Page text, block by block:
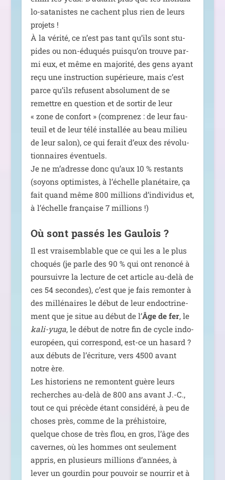
lo-sata­nistes ne cachent plus rien de leurs
pro­jets !
À la véri­té, ce n’est pas tant qu’ils sont stu­
pides ou non-édu­qués puisqu’on trouve par­
mi eux, et même en majo­ri­té, des gens ayant
reçu une ins­truc­tion supé­rieure, mais c’est
parce qu’ils refusent abso­lu­ment de se
remettre en ques­tion et de sor­tir de leur
« zone de confort » (com­pre­nez : de leur fau­
teuil et de leur télé ins­tal­lée au beau milieu
de leur salon), ce qui ferait d’eux des révo­lu­
tion­naires éven­tuels.
Je ne m’adresse donc qu’aux 10 % res­tants
(soyons opti­mistes, à l’échelle pla­né­taire, ça
fait quand même 800 mil­lions d’individus et,
à l’échelle fran­çaise 7 millions !)
Où sont passés les Gaulois ?
Il est vrai­sem­blable que ce qui les a le plus
cho­qués (je parle des 90 % qui ont renon­cé à
pour­suivre la lec­ture de cet article au-delà de
ces 54 secondes), c’est que je fais remon­ter à
des mil­lé­naires le début de leur endoc­tri­ne­
ment que je situe au début de l’Âge de fer, le
kali-yuga, le début de notre fin de cycle indo-
euro­péen, qui cor­res­pond, est-ce un hasard ?
aux débuts de l’écriture, vers 4500 avant
notre ère.
Les his­to­riens ne remontent guère leurs
recherches au-delà de 800 ans avant J.-C.,
tout ce qui pré­cède étant consi­dé­ré, à peu de
choses près, comme de la pré­his­toire,
quelque chose de très flou, en gros, l’âge des
cavernes, où les hommes ont seule­ment
appris, en plu­sieurs mil­lions d’années, à
lever un gour­din pour pou­voir se nour­rir et à